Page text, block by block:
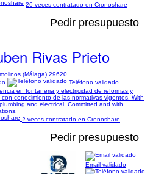
26 veces contratado en Cronoshare
Pedir presupuesto
Rivas Prieto
(Málaga) 29620
Teléfono validado
en fontaneria y electricidad de reformas y
conocimiento de las normativas vigentes. With
and electrical. Committed and with
2 veces contratado en Cronoshare
Pedir presupuesto
Email validado